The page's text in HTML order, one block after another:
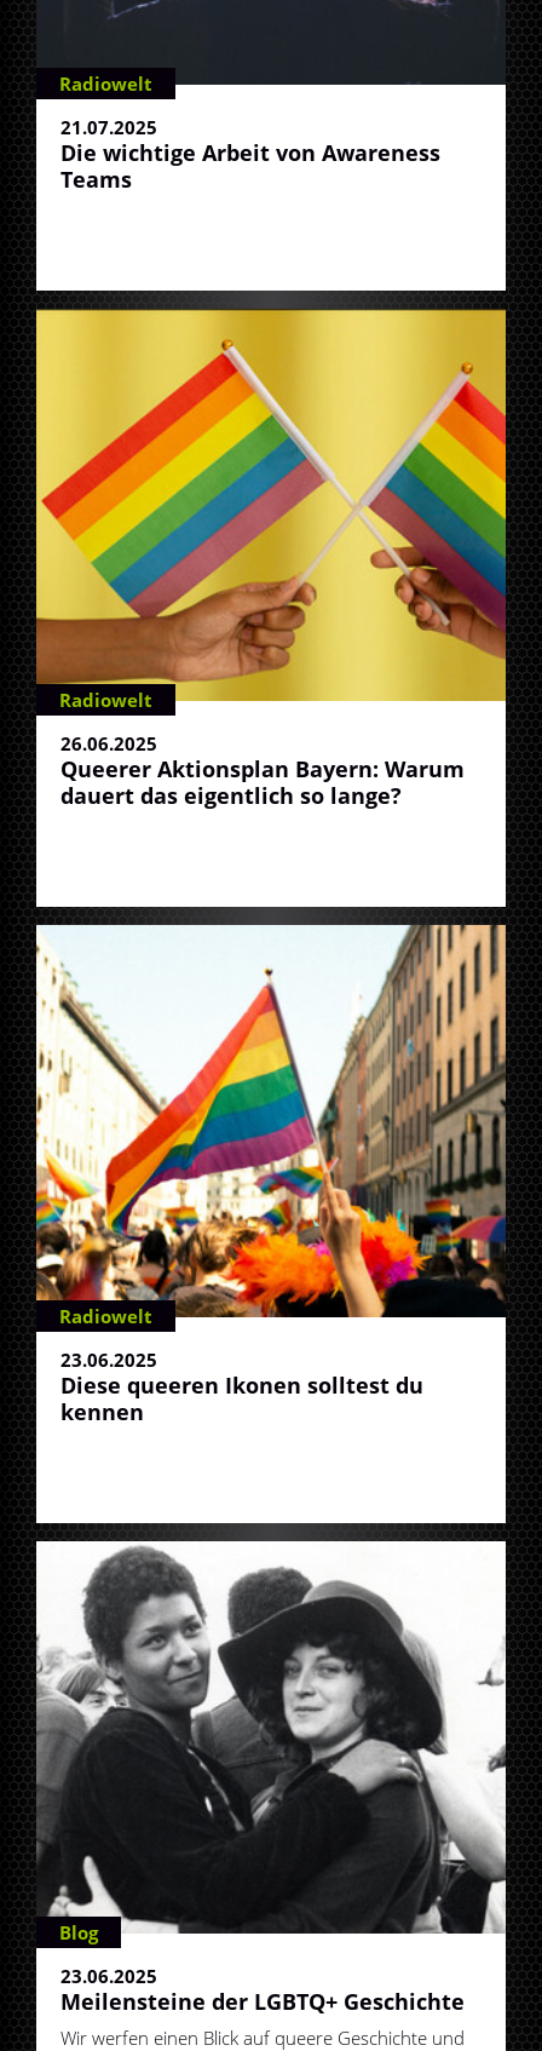
Radiowelt
21.07.2025
Die wichtige Arbeit von Awareness
Teams
Radiowelt
26.06.2025
Queerer Aktionsplan Bayern: Warum
dauert das eigentlich so lange?
Radiowelt
23.06.2025
Diese queeren Ikonen solltest du
kennen
Blog
23.06.2025
Meilensteine der LGBTQ+ Geschichte
Wir werfen einen Blick auf queere Geschichte und